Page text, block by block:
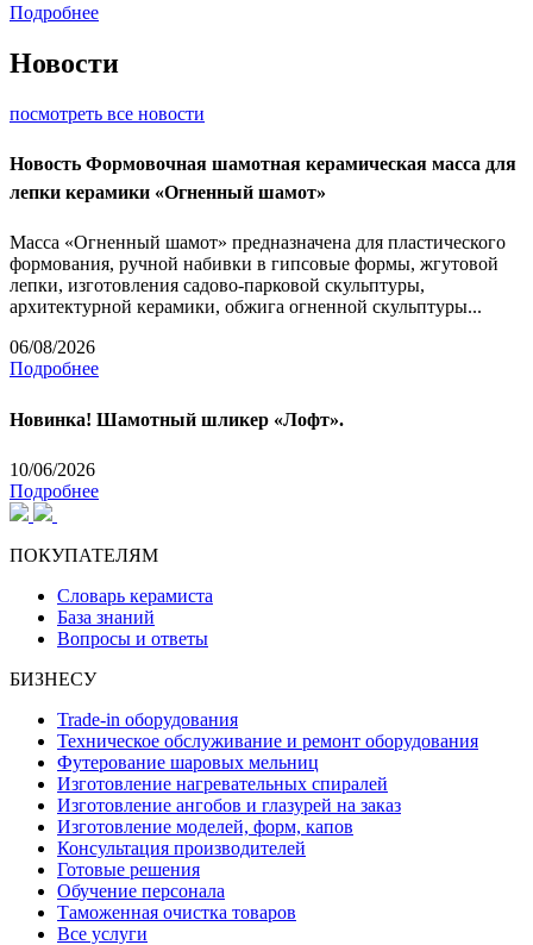
Подробнее
Новости
посмотреть все новости
Новость Формовочная шамотная керамическая масса для
лепки керамики «Огненный шамот»
Масса «Огненный шамот» предназначена для пластического
формования, ручной набивки в гипсовые формы, жгутовой
лепки, изготовления садово-парковой скульптуры,
архитектурной керамики, обжига огненной скульптуры...
06/08/2026
Подробнее
Новинка! Шамотный шликер «Лофт».
10/06/2026
Подробнее
ПОКУПАТЕЛЯМ
Словарь керамиста
База знаний
Вопросы и ответы
БИЗНЕСУ
Trade-in оборудования
Техническое обслуживание и ремонт оборудования
Футерование шаровых мельниц
Изготовление нагревательных спиралей
Изготовление ангобов и глазурей на заказ
Изготовление моделей, форм, капов
Консультация производителей
Готовые решения
Обучение персонала
Таможенная очистка товаров
Все услуги